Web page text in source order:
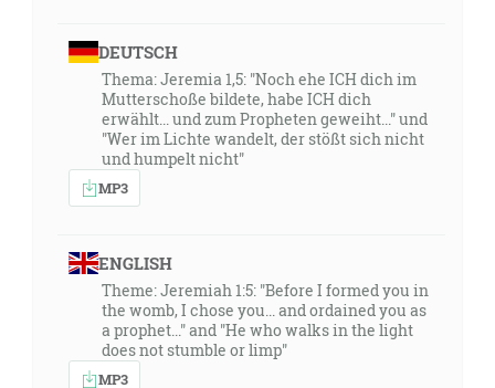
DEUTSCH
Thema: Jeremia 1,5: "Noch ehe ICH dich im
Mutterschoße bildete, habe ICH dich
erwählt... und zum Propheten geweiht..." und
"Wer im Lichte wandelt, der stößt sich nicht
und humpelt nicht"
MP3
ENGLISH
Theme: Jeremiah 1:5: "Before I formed you in
the womb, I chose you... and ordained you as
a prophet..." and "He who walks in the light
does not stumble or limp"
MP3